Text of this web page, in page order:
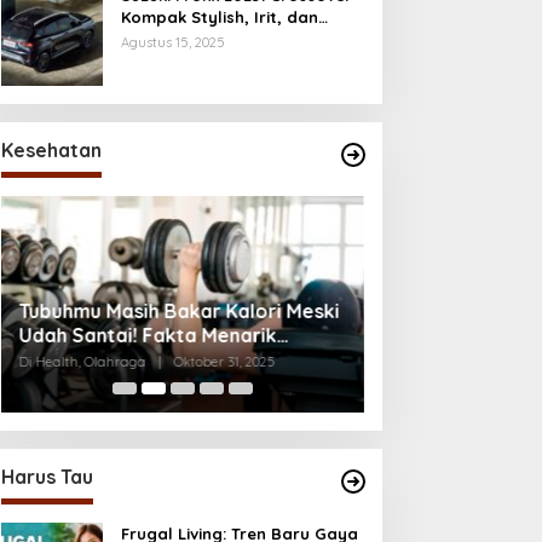
Kompak Stylish, Irit, dan
Penuh Fitur Modern
Agustus 15, 2025
Kesehatan
Tubuhmu Masih Bakar Kalori Meski
Udah Santai! Fakta Menarik
Tentang Afterburn Effect
Di Health, Olahraga | Oktober 31, 2025
Harus Tau
Frugal Living: Tren Baru Gaya